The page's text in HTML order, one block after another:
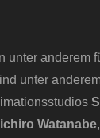
unter anderem
unter
Watanabe